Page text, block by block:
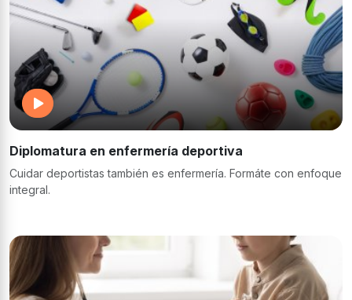
Diplomatura en enfermería deportiva
Cuidar deportistas también es enfermería. Formáte con enfoque
integral.